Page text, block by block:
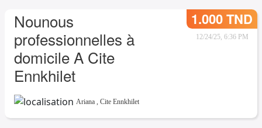
Nounous
professionnelles à
domicile A Cite
Ennkhilet
1.000 TND
12/24/25, 6:36 PM
Ariana , Cite Ennkhilet